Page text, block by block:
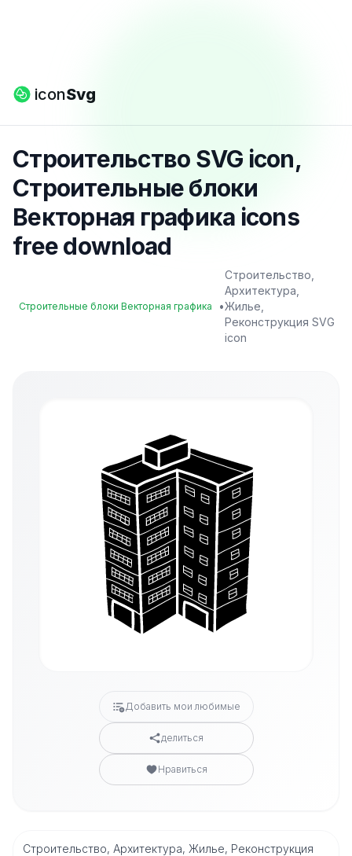
iconSvg
Строительство SVG icon,
Строительные блоки
Векторная графика icons
free download
Строительные блоки Векторная графика •
Строительство,
Архитектура,
Жилье,
Реконструкция SVG
icon
Добавить мои любимые
делиться
Нравиться
Строительство, Архитектура, Жилье, Реконструкция